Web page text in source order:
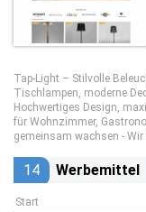
Tap-Light – Stilvolle
Tischlampen, moderne
Hochwertiges Design,
für Wohnzimmer,
gemeinsam wachsen -
14 Werbemittel
Start